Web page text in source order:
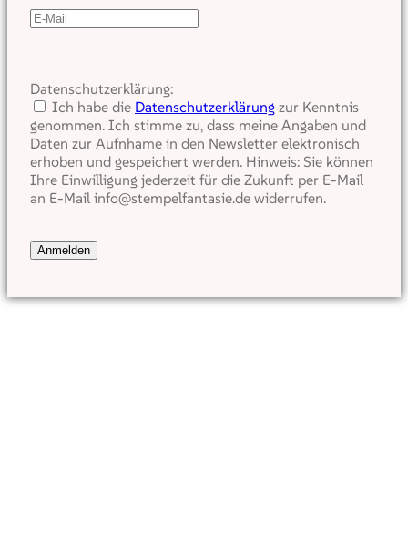
Datenschutzerklärung:
Ich habe die Datenschutzerklärung zur Kenntnis
genommen. Ich stimme zu, dass meine Angaben und
Daten zur Aufnhame in den Newsletter elektronisch
erhoben und gespeichert werden. Hinweis: Sie können
Ihre Einwilligung jederzeit für die Zukunft per E-Mail
an E-Mail info@stempelfantasie.de widerrufen.